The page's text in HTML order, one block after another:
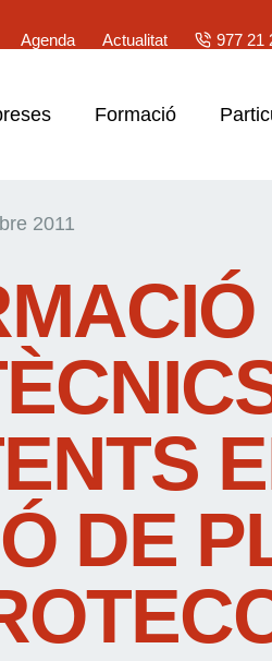
Agenda
Actualitat 977 21
Formació
2011
DE